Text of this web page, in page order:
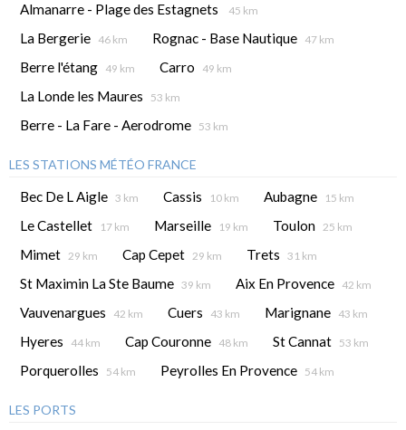
Almanarre - Plage des Estagnets 45 km
La Bergerie 46 km Rognac - Base Nautique 47 km
Berre l'étang 49 km Carro 49 km
La Londe les Maures 53 km
Berre - La Fare - Aerodrome 53 km
LES STATIONS MÉTÉO FRANCE
Bec De L Aigle 3 km Cassis 10 km Aubagne 15 km
Le Castellet 17 km Marseille 19 km Toulon 25 km
Mimet 29 km Cap Cepet 29 km Trets 31 km
St Maximin La Ste Baume 39 km Aix En Provence 42 km
Vauvenargues 42 km Cuers 43 km Marignane 43 km
Hyeres 44 km Cap Couronne 48 km St Cannat 53 km
Porquerolles 54 km Peyrolles En Provence 54 km
LES PORTS